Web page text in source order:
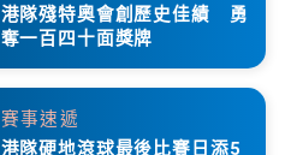
港隊殘特奧會創歷史佳績 勇
奪一百四十面獎牌
賽事速遞
港隊硬地滾球最後比賽日添5